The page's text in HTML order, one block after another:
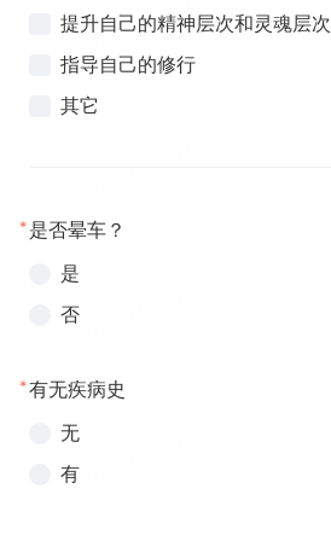
提升自己的精神层次和灵魂层次
指导自己的修行
其它
* 是否晕车？
是
否
*有无疾病史
无
有